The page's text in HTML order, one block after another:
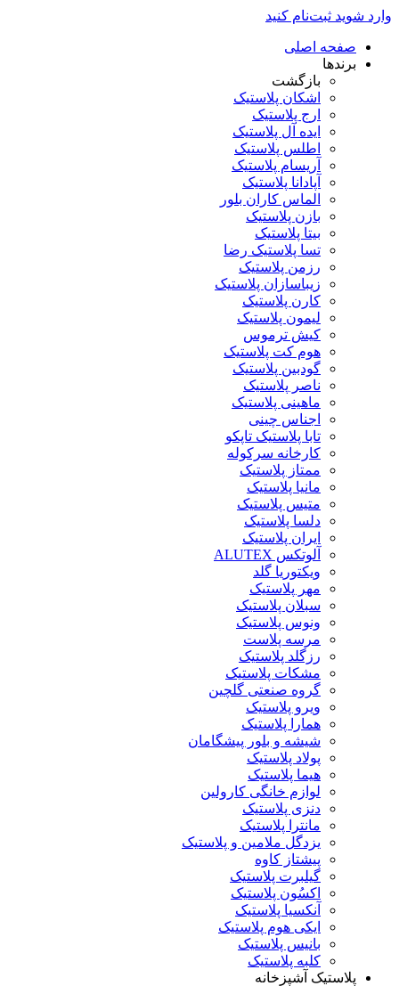
وارد شوید ثبت‌نام کنید
صفحه اصلی
برندها
بازگشت
اشکان پلاستیک
ارج پلاستیک
ایده آل پلاستیک
اطلس پلاستیک
آریسام پلاستیک
آپادانا پلاستیک
الماس کاران بلور
بازن پلاستیک
بیتا پلاستیک
تسا پلاستیک رضا
رزمن پلاستیک
زیباسازان پلاستیک
کارن پلاستیک
لیمون پلاستیک
کیش ترموس
هوم کت پلاستیک
گودبین پلاستیک
ناصر پلاستیک
ماهینی پلاستیک
اجناس چینی
تابا پلاستیک تاپکو
کارخانه سرکوله
ممتاز پلاستیک
مانیا پلاستیک
متیس پلاستیک
دلسا پلاستیک
ایران پلاستیک
آلوتکس ALUTEX
ویکتوریا گلد
مهر پلاستیک
سبلان پلاستیک
ونوس پلاستیک
مرسه پلاست
رزگلد پلاستیک
مشکات پلاستیک
گروه صنعتی گلچین
ویرو پلاستیک
همارا پلاستیک
شیشه و بلور پیشگامان
پولاد پلاستیک
هیما پلاستیک
لوازم خانگی کارولین
دنزی پلاستیک
مانترا پلاستیک
یزدگل ملامین و پلاستیک
پیشتاز کاوه
گیلبرت پلاستیک
اکسُون پلاستیک
آنکسیا پلاستیک
ایکی هوم پلاستیک
بانیس پلاستیک
کلبه پلاستیک
پلاستیک آشپزخانه